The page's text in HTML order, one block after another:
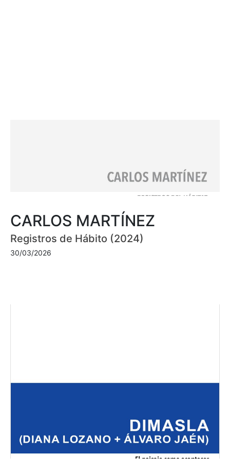
CARLOS MARTÍNEZ
Registros de Hábito (2024)
30/03/2026